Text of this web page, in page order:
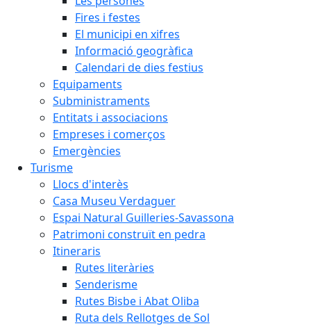
Fires i festes
El municipi en xifres
Informació geogràfica
Calendari de dies festius
Equipaments
Subministraments
Entitats i associacions
Empreses i comerços
Emergències
Turisme
Llocs d'interès
Casa Museu Verdaguer
Espai Natural Guilleries-Savassona
Patrimoni construït en pedra
Itineraris
Rutes literàries
Senderisme
Rutes Bisbe i Abat Oliba
Ruta dels Rellotges de Sol